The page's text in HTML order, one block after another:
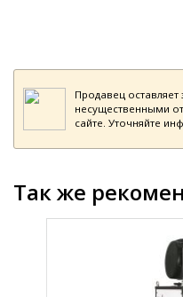
Продавец
несущественными
сайте. Уточняйте
Так же